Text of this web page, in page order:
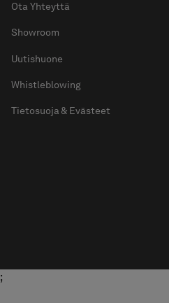
Ota Yhteyttä
Showroom
Uutishuone
Whistleblowing
Tietosuoja & Evästeet
;